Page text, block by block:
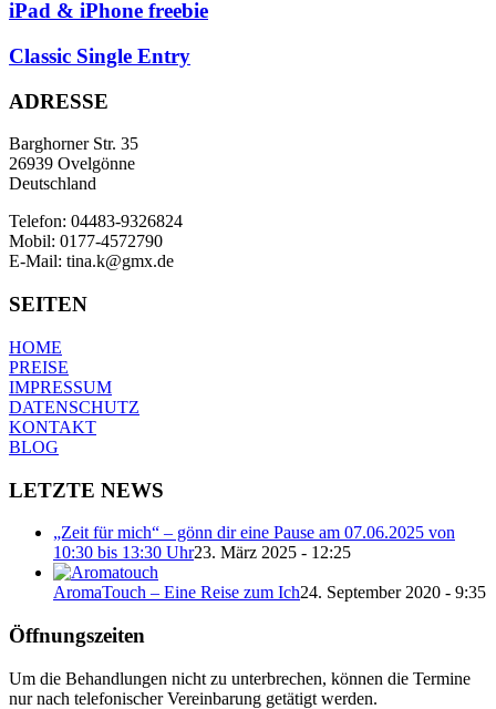
iPad & iPhone freebie
Classic Single Entry
ADRESSE
Barghorner Str. 35
26939 Ovelgönne
Deutschland
Telefon: 04483-9326824
Mobil: 0177-4572790
E-Mail: tina.k@gmx.de
SEITEN
HOME
PREISE
IMPRESSUM
DATENSCHUTZ
KONTAKT
BLOG
LETZTE NEWS
„Zeit für mich“ – gönn dir eine Pause am 07.06.2025 von
10:30 bis 13:30 Uhr23. März 2025 - 12:25
AromaTouch – Eine Reise zum Ich24. September 2020 - 9:35
Öffnungszeiten
Um die Behandlungen nicht zu unterbrechen, können die Termine
nur nach telefonischer Vereinbarung getätigt werden.